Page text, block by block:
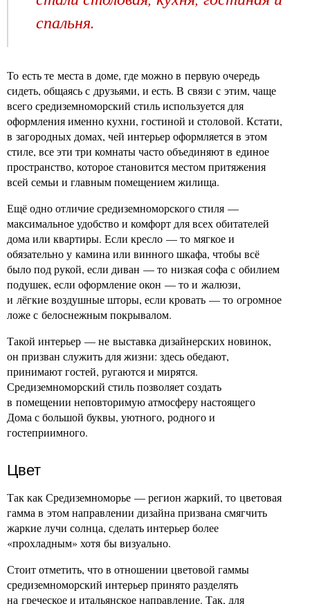
спальня.
То есть те места в доме, где можно в первую очередь
сидеть, общаясь с друзьями, и есть. В связи с этим, чаще
всего средиземноморский стиль используется для
оформления именно кухни, гостиной и столовой. Кстати,
в загородных домах, чей интерьер оформляется в этом
стиле, все эти три комнаты часто объединяют в единое
пространство, которое становится местом притяжения
всей семьи и главным помещением жилища.
Ещё одно отличие средиземноморского стиля —
максимальное удобство и комфорт для всех обитателей
дома или квартиры. Если кресло — то мягкое и
обязательно у камина или винного шкафа, чтобы всё
было под рукой, если диван — то низкая софа с обилием
подушек, если оформление окон — то и жалюзи,
и лёгкие воздушные шторы, если кровать — то огромное
ложе с белоснежным покрывалом.
Такой интерьер — не выставка дизайнерских новинок,
он призван служить для жизни: здесь обедают,
принимают гостей, ругаются и мирятся.
Средиземноморский стиль позволяет создать
в помещении неповторимую атмосферу настоящего
Дома с большой буквы, уютного, родного и
гостеприимного.
Цвет
Так как Средиземноморье — регион жаркий, то цветовая
гамма в этом направлении дизайна призвана смягчить
жаркие лучи солнца, сделать интерьер более
«прохладным» хотя бы визуально.
Стоит отметить, что в отношении цветовой гаммы
средиземноморский интерьер принято разделять
на греческое и итальянское направление. Так, для